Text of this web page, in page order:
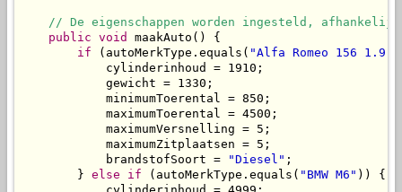
// De eigenschappen worden ingesteld,
public void
maakAuto() {
if (autoMerkType.equals( "Alfa Romeo 156 1.9
            cylinderinhoud = 1910;
            gewicht = 1330;
            minimumToerental = 850;
            maximumToerental = 4500;
            maximumVersnelling = 5;
            maximumZitplaatsen = 5;
            brandstofSoort =
"Diesel" ;
        }
else if (autoMerkType.equals( "BMW M6" )) {